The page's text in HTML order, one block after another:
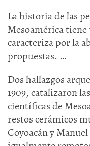
La historia de las
Mesoamérica tiene
caracteriza por la
propuestas. …
Dos hallazgos
1909, catalizaron
científicas de
restos cerámicos
Coyoacán y